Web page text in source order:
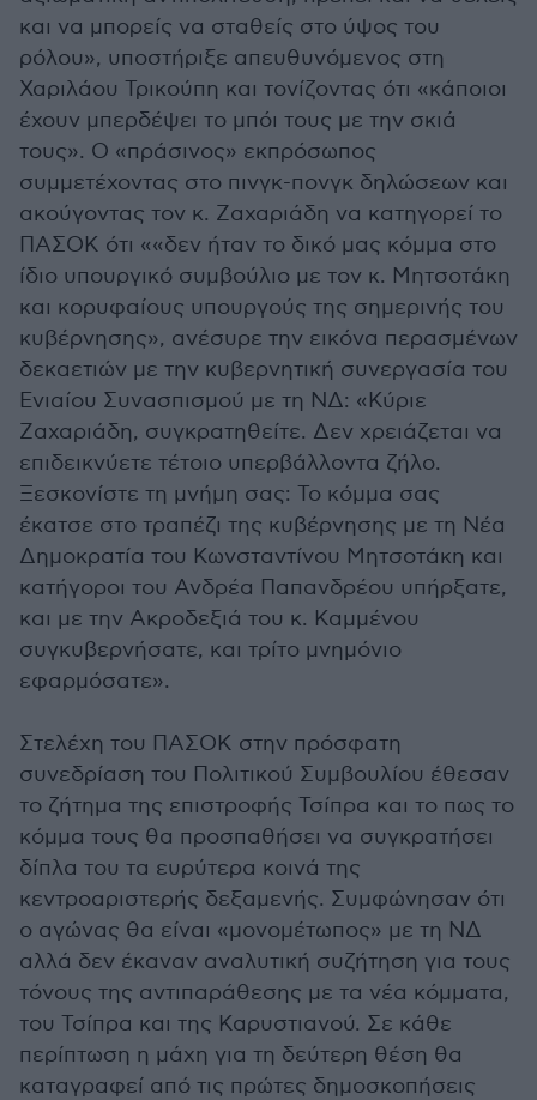
και να μπορείς να σταθείς στο ύψος του
ρόλου», υποστήριξε απευθυνόμενος στη
Χαριλάου Τρικούπη και τονίζοντας ότι «κάποιοι
έχουν μπερδέψει το μπόι τους με την σκιά
τους». Ο «πράσινος» εκπρόσωπος
συμμετέχοντας στο πινγκ-πονγκ δηλώσεων και
ακούγοντας τον κ. Ζαχαριάδη να κατηγορεί το
ΠΑΣΟΚ ότι ««δεν ήταν το δικό μας κόμμα στο
ίδιο υπουργικό συμβούλιο με τον κ. Μητσοτάκη
και κορυφαίους υπουργούς της σημερινής του
κυβέρνησης», ανέσυρε την εικόνα περασμένων
δεκαετιών με την κυβερνητική συνεργασία του
Ενιαίου Συνασπισμού με τη ΝΔ: «Κύριε
Ζαχαριάδη, συγκρατηθείτε. Δεν χρειάζεται να
επιδεικνύετε τέτοιο υπερβάλλοντα ζήλο.
Ξεσκονίστε τη μνήμη σας: Το κόμμα σας
έκατσε στο τραπέζι της κυβέρνησης με τη Νέα
Δημοκρατία του Κωνσταντίνου Μητσοτάκη και
κατήγοροι του Ανδρέα Παπανδρέου υπήρξατε,
και με την Ακροδεξιά του κ. Καμμένου
συγκυβερνήσατε, και τρίτο μνημόνιο
εφαρμόσατε».
Στελέχη του ΠΑΣΟΚ στην πρόσφατη
συνεδρίαση του Πολιτικού Συμβουλίου έθεσαν
το ζήτημα της επιστροφής Τσίπρα και το πως το
κόμμα τους θα προσπαθήσει να συγκρατήσει
δίπλα του τα ευρύτερα κοινά της
κεντροαριστερής δεξαμενής. Συμφώνησαν ότι
ο αγώνας θα είναι «μονομέτωπος» με τη ΝΔ
αλλά δεν έκαναν αναλυτική συζήτηση για τους
τόνους της αντιπαράθεσης με τα νέα κόμματα,
του Τσίπρα και της Καρυστιανού. Σε κάθε
περίπτωση η μάχη για τη δεύτερη θέση θα
καταγραφεί από τις πρώτες δημοσκοπήσεις